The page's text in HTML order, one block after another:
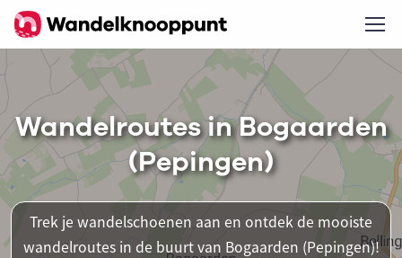
Wandelroutes in Bogaarden
(Pepingen)
Trek je wandelschoenen aan en ontdek de mooiste
wandelroutes in de buurt van Bogaarden (Pepingen)!